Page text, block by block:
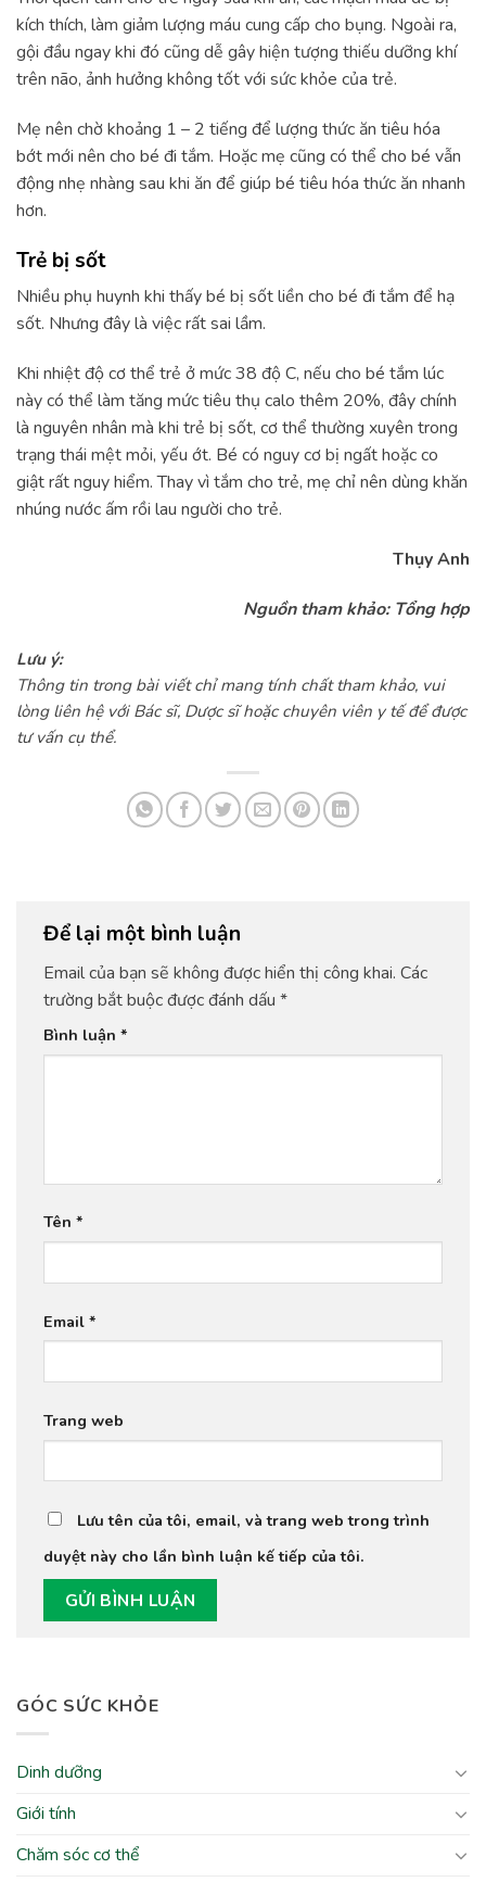
GÓC SỨC KHỎE
Dinh dưỡng
Giới tính
Chăm sóc cơ thể
kích thích, làm giảm lượng máu cung cấp cho bụng. Ngoài ra,
gội đầu ngay khi đó cũng dễ gây hiện tượng thiếu dưỡng khí
trên não, ảnh hưởng không tốt với sức khỏe của trẻ.
Mẹ nên chờ khoảng 1 – 2 tiếng để lượng thức ăn tiêu hóa
bớt mới nên cho bé đi tắm. Hoặc mẹ cũng có thể cho bé vẫn
động nhẹ nhàng sau khi ăn để giúp bé tiêu hóa thức ăn nhanh
hơn.
Trẻ bị sốt
Nhiều phụ huynh khi thấy bé bị sốt liền cho bé đi tắm để hạ
sốt. Nhưng đây là việc rất sai lầm.
Khi nhiệt độ cơ thể trẻ ở mức 38 độ C, nếu cho bé tắm lúc
này có thể làm tăng mức tiêu thụ calo thêm 20%, đây chính
là nguyên nhân mà khi trẻ bị sốt, cơ thể thường xuyên trong
trạng thái mệt mỏi, yếu ớt. Bé có nguy cơ bị ngất hoặc co
giật rất nguy hiểm. Thay vì tắm cho trẻ, mẹ chỉ nên dùng khăn
nhúng nước ấm rồi lau người cho trẻ.
Thụy Anh
Nguồn tham khảo: Tổng hợp
Lưu ý:
Thông tin trong bài viết chỉ mang tính chất tham khảo, vui
lòng liên hệ với Bác sĩ, Dược sĩ hoặc chuyên viên y tế để được
tư vấn cụ thể.
Để lại một bình luận
Email của bạn sẽ không được hiển thị công khai. Các
trường bắt buộc được đánh dấu *
Bình luận *
Tên *
Email *
Trang web
Lưu tên của tôi, email, và trang web trong trình
duyệt này cho lần bình luận kế tiếp của tôi.